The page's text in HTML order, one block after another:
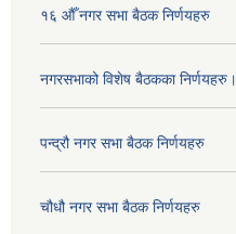
१६ औँ नगर सभा बैठक निर्णयहरु
नगरसभाको विशेष बैठकका निर्णयहरु।
पन्द्रौ नगर सभा बैठक निर्णयहरु
चौधौ नगर सभा बैठक निर्णयहरु